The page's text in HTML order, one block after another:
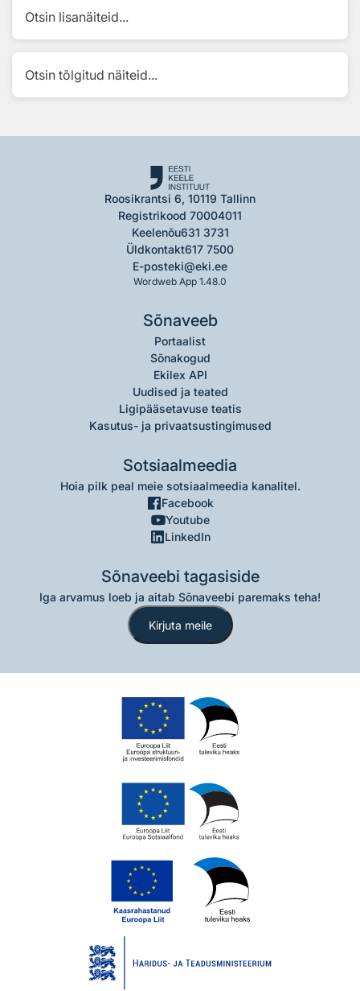
Otsin lisanäiteid...
Otsin tõlgitud näiteid...
Roosikrantsi 6, 10119 Tallinn
Registrikood 70004011
Keelenõu631 3731
Üldkontakt617 7500
E-posteki@eki.ee
Wordweb App 1.48.0
Sõnaveeb
Portaalist
Sõnakogud
Ekilex API
Uudised ja teated
Ligipääsetavuse teatis
Kasutus- ja privaatsustingimused
Sotsiaalmeedia
Hoia pilk peal meie sotsiaalmeedia kanalitel.
Facebook
Youtube
LinkedIn
Sõnaveebi tagasiside
Iga arvamus loeb ja aitab Sõnaveebi paremaks teha!
Kirjuta meile